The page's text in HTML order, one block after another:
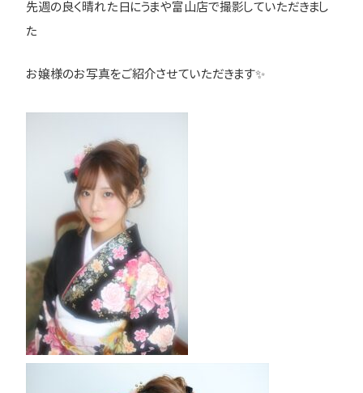
先週の良く晴れた日にうまや富山店で撮影していただきまし
た
お嬢様のお写真をご紹介させていただきます✨